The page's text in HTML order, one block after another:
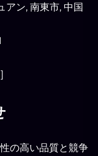
アン, 南東市, 中国
の高い品質と競争